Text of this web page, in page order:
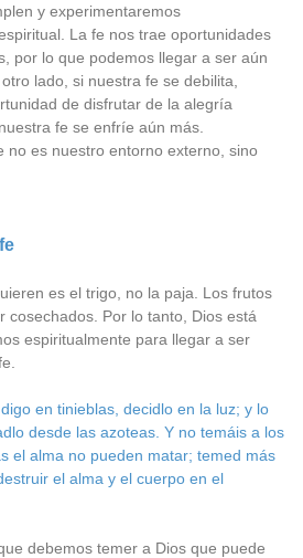
y experimentaremos
La fe nos trae oportunidades
por lo que podemos llegar a ser aún
lado, si nuestra fe se debilita,
de disfrutar de la alegría
fe se enfríe aún más.
no es nuestro entorno externo, sino
es el trigo, no la paja. Los frutos
cosechados. Por lo tanto, Dios está
espiritualmente para llegar a ser
en tinieblas, decidlo en la luz; y lo
desde las azoteas. Y no temáis a los
el alma no pueden matar; temed más
el alma y el cuerpo en el
debemos temer a Dios que puede